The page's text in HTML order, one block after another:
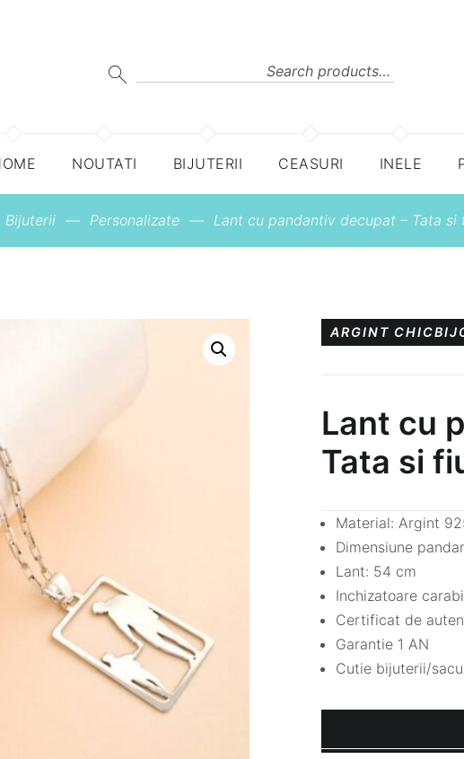
SEARCH
NOUTATI BIJUTERII CEASURI INELE
Bijuterii — Personalizate — Lant cu pandantiv decupat – Tata si
ARGINT
Lant cu
Tata si
Material: Argint
Dimensiune
Lant: 54 cm
Inchizatoare
Certificat de
Garantie 1 AN
Cutie bijuterii/